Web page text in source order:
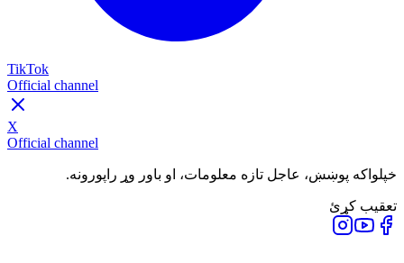
TikTok
Official channel
X
Official channel
خپلواکه پوښښ، عاجل تازه معلومات، او باور وړ راپورونه.
تعقیب کړئ